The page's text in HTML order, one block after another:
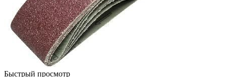
Быстрый просмотр